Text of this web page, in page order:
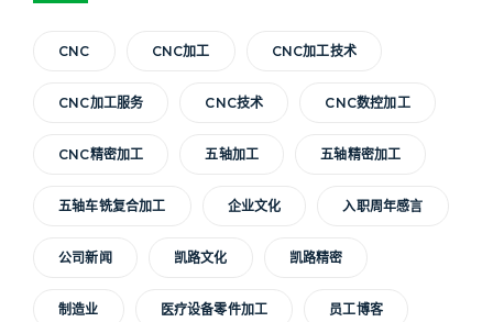
CNC CNC加工 CNC加工技术
CNC加工服务 CNC技术 CNC数控加工
CNC精密加工 五轴加工 五轴精密加工
五轴车铣复合加工 企业文化 入职周年感言
公司新闻 凯路文化 凯路精密
制造业 医疗设备零件加工 员工博客